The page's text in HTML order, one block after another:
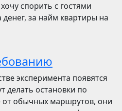
спорить с гостями
за найм квартиры на
эксперимента появятся
делать остановки по
обычных маршрутов, они